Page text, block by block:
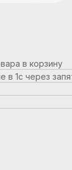
в корзину
в 1с через